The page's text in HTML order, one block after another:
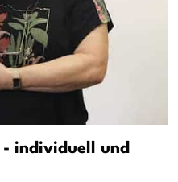
- individuell und